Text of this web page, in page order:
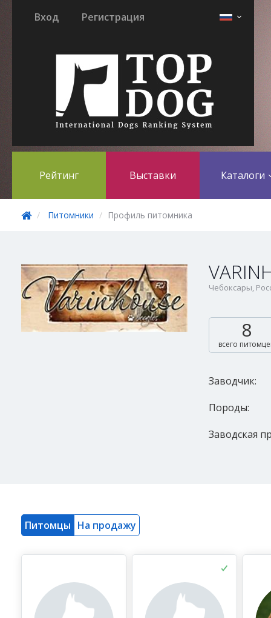
Вход Регистрация
Рейтинг Выставки Каталоги
Питомники Профиль питомника
Чебоксары,
8
всего
Заводчик:
Породы:
Заводская
Питомцы На продажу